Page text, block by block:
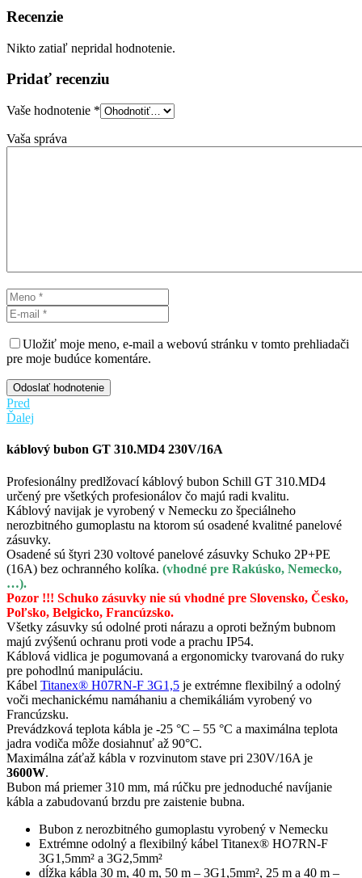
Recenzie
Nikto zatiaľ nepridal hodnotenie.
Pridať recenziu
Vaše hodnotenie *
Vaša správa
Uložiť moje meno, e-mail a webovú stránku v tomto prehliadači
pre moje budúce komentáre.
Odoslať hodnotenie
Pred
Ďalej
káblový bubon GT 310.MD4 230V/16A
Profesionálny predlžovací káblový bubon Schill GT 310.MD4
určený pre všetkých profesionálov čo majú radi kvalitu.
Káblový navijak je vyrobený v Nemecku zo špeciálneho
nerozbitného gumoplastu na ktorom sú osadené kvalitné panelové
zásuvky.
Osadené sú štyri 230 voltové panelové zásuvky Schuko 2P+PE
(16A) bez ochranného kolíka. (vhodné pre Rakúsko, Nemecko,
…).
Pozor !!! Schuko zásuvky nie sú vhodné pre Slovensko, Česko,
Poľsko, Belgicko, Francúzsko.
Všetky zásuvky sú odolné proti nárazu a oproti bežným bubnom
majú zvýšenú ochranu proti vode a prachu IP54.
Káblová vidlica je pogumovaná a ergonomicky tvarovaná do ruky
pre pohodlnú manipuláciu.
Kábel Titanex® H07RN-F 3G1,5 je extrémne flexibilný a odolný
voči mechanickému namáhaniu a chemikáliám vyrobený vo
Francúzsku.
Prevádzková teplota kábla je -25 °C – 55 °C a maximálna teplota
jadra vodiča môže dosiahnuť až 90°C.
Maximálna záťaž kábla v rozvinutom stave pri 230V/16A je
3600W.
Bubon má priemer 310 mm, má rúčku pre jednoduché navíjanie
kábla a zabudovanú brzdu pre zaistenie bubna.
Bubon z nerozbitného gumoplastu vyrobený v Nemecku
Extrémne odolný a flexibilný kábel Titanex® HO7RN-F
3G1,5mm² a 3G2,5mm²
dĺžka kábla 30 m, 40 m, 50 m – 3G1,5mm², 25 m a 40 m –